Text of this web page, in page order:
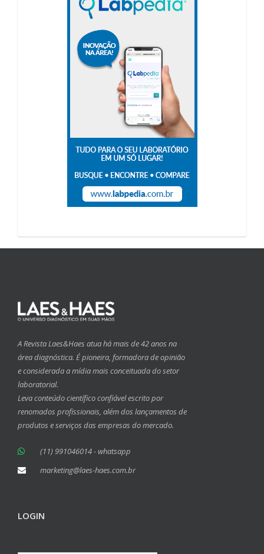
A Revista Laes&Haes atua há mais de 42 anos na
área diagnóstica. É pioneira, formadora de opinião
e considerada a mídia mais conceituada do setor
laboratorial.
Leva conteúdo científico confiável escrito por
renomados profissionais, além dos lançamentos de
produtos e serviços das empresas do mercado.
(11) 991046014 - whatsapp
marketing@laes-haes.com.br
LOGIN